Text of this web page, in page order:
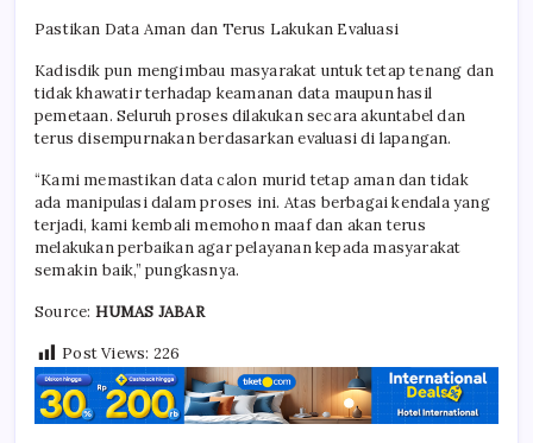
Pastikan Data Aman dan Terus Lakukan Evaluasi
Kadisdik pun mengimbau masyarakat untuk tetap tenang dan
tidak khawatir terhadap keamanan data maupun hasil
pemetaan. Seluruh proses dilakukan secara akuntabel dan
terus disempurnakan berdasarkan evaluasi di lapangan.
“Kami memastikan data calon murid tetap aman dan tidak
ada manipulasi dalam proses ini. Atas berbagai kendala yang
terjadi, kami kembali memohon maaf dan akan terus
melakukan perbaikan agar pelayanan kepada masyarakat
semakin baik,” pungkasnya.
Source: HUMAS JABAR
Post Views: 226